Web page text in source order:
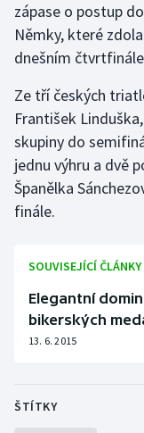
Ragby
Rychlobruslení
Rychlostní
Short track
Sportovní střelba
Veslování
Volejbal
zápase o postup
Němky, které
dnešním
Ze tří českých
František
skupiny do
jednu výhru a dvě
Španělka
finále.
SOUVISEJÍCÍ ČLÁNKY
Elegantní
bikerských
13. 6. 2015
ŠTÍTKY